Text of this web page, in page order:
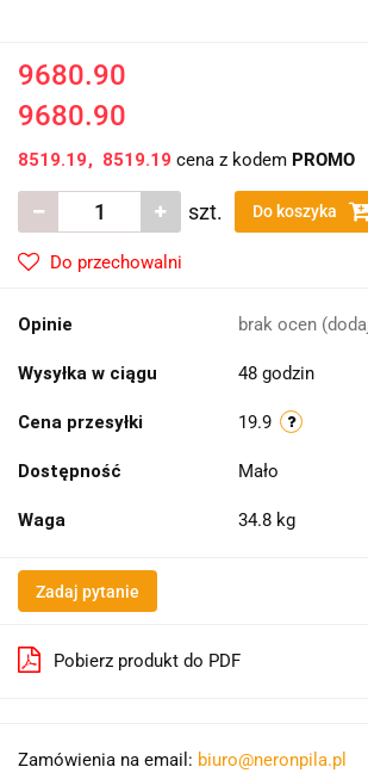
9680.90
9680.90
8519.19 8519.19 cena z kodem PROMO
szt. Do koszyka
Do przechowalni
Opinie brak ocen
Wysyłka w ciągu 48 godzin
Cena przesyłki 19.9
Dostępność Mało
Waga 34.8 kg
Zadaj pytanie
Pobierz produkt do PDF
Zamówienia na email: biuro@neronpila.pl